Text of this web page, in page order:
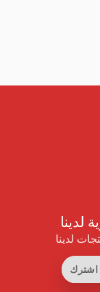
لدينا
لدينا
اشترك